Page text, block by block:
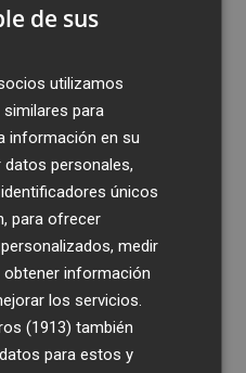
semana de agosto tras
puntos
Women en casa
de sus
utilizamos
para
información en su
personales,
únicos
para ofrecer
medir
información
los servicios.
(1913) también
para estos y